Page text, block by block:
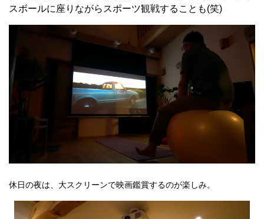
スボールに座りながらスポーツ観戦することも(笑)
休日の夜は、大スクリーンで映画鑑賞するのが楽しみ。